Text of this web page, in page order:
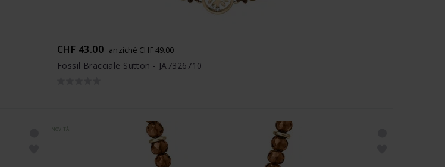
CHF 43.00 anziché CHF 49.00
Fossil Bracciale Sutton - JA7326710
NOVITÀ